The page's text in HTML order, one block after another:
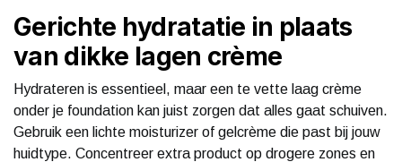
Gerichte hydratatie in plaats
van dikke lagen crème
Hydrateren is essentieel, maar een te vette laag crème
onder je foundation kan juist zorgen dat alles gaat schuiven.
Gebruik een lichte moisturizer of gelcrème die past bij jouw
huidtype. Concentreer extra product op drogere zones en